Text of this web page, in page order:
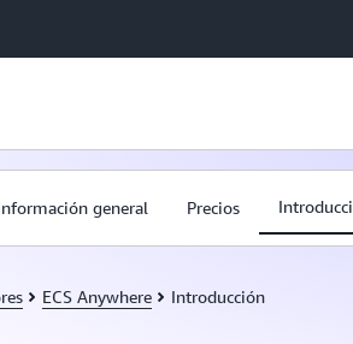
general Precios
ECS Anywhere Introducción